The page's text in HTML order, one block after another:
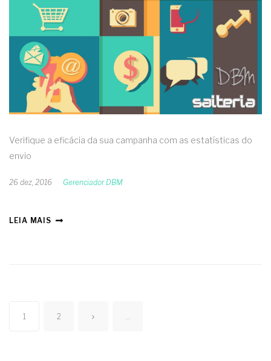
Verifique a eficácia da sua campanha com as estatísticas do
envio
26 dez, 2016 Gerenciador DBM
LEIA MAIS
1 2